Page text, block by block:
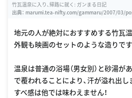
竹瓦温泉に入り、帰路に就く: ガンまる日記
出典： marumi.tea-nifty.com/gammaru/2007/03/
地元の人が絶対におすすめする竹瓦温
外観も映画のセットのような造りです
温泉は普通の浴場（男女別）と砂湯が
で覆われることにより、汗が溢れ出し
すべ感は他では味わえません！